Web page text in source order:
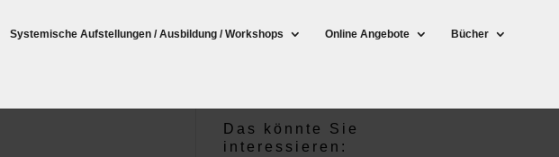
Systemische Aufstellungen / Ausbildung / Workshops Online Angebote Bücher
Das könnte Sie
interessieren: